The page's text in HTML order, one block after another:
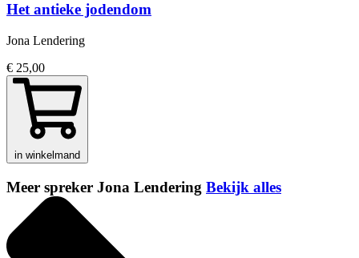
Het antieke jodendom
Jona Lendering
€ 25,00
in winkelmand
Meer spreker Jona Lendering Bekijk alles